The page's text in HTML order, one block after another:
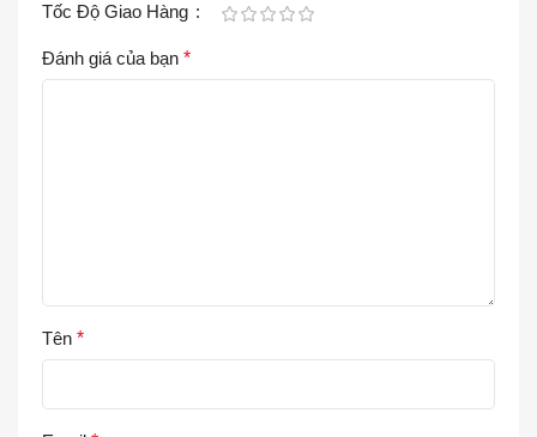
Tốc Độ Giao Hàng
Đánh giá của bạn *
Tên *